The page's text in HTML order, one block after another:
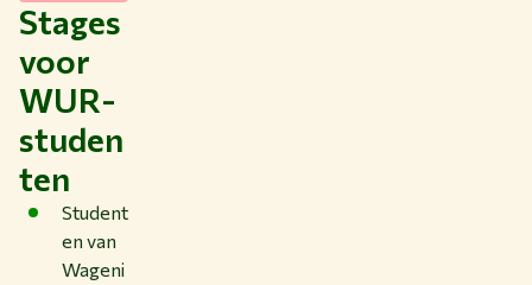
Stages
voor
WUR-
studen
ten
Student
en van
Wageni